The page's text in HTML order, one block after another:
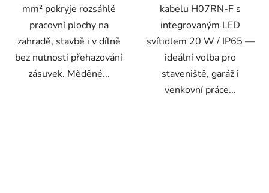
mm² pokryje rozsáhlé
pracovní plochy na
zahradě, stavbě i v dílně
bez nutnosti přehazování
zásuvek. Měděné...
kabelu H07RN-F s
integrovaným LED
svítidlem 20 W / IP65 —
ideální volba pro
staveniště, garáž i
venkovní práce...